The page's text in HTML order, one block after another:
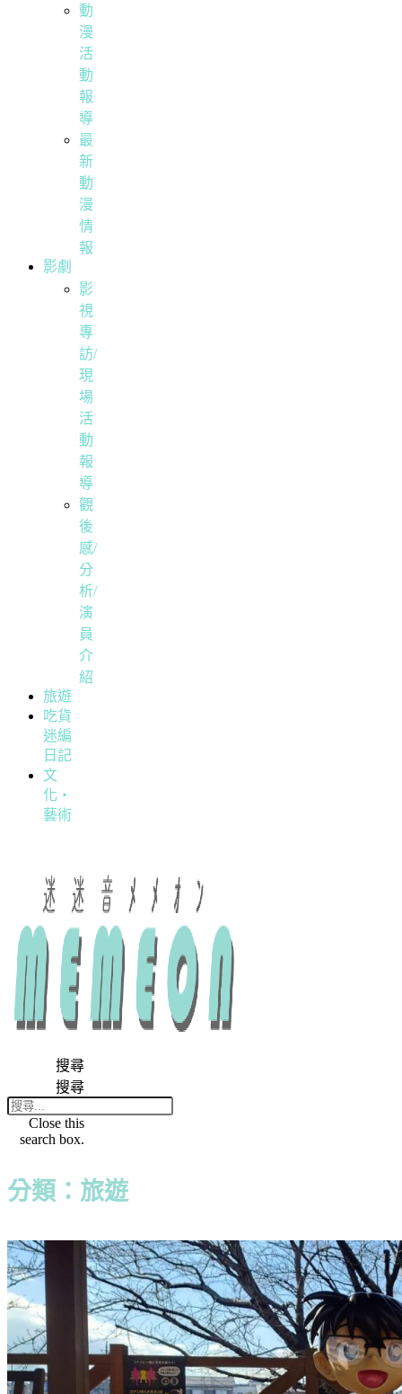
動
漫
活
動
報
導
最
新
動
漫
情
報
影劇
影
視
專
訪/
現
場
活
動
報
導
觀
後
感/
分
析/
演
員
介
紹
旅遊
吃貨
迷編
日記
文
化・
藝術
搜尋
搜尋
Close this
search box.
分類：旅遊